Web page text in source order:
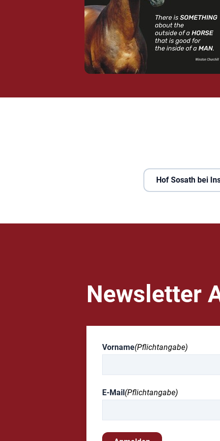
Hof Sosath bei
Newsletter
Vorname(Pflichtangabe)
E-Mail (Pflichtangabe)